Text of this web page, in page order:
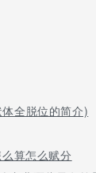
兼顾机电、汽
工智能与大数据
造与汽车学院
智慧健康学院、
与国防教学部11
电子与物联网
特色的五大专
全脱位的简介)
算怎么赋分